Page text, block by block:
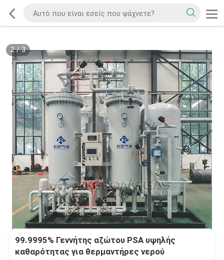
2/3
99.9995% Γεννήτης αζώτου PSA υψηλής
καθαρότητας για θερμαντήρες νερού